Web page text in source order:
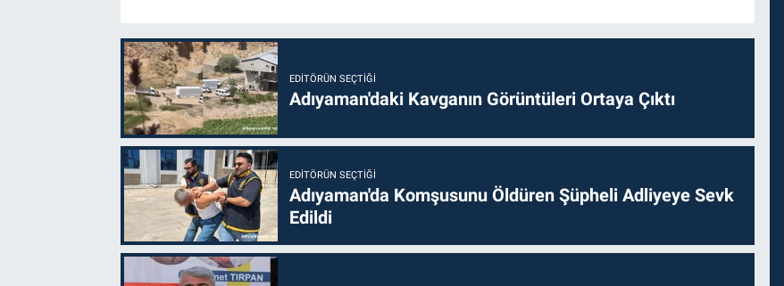
EDITÖRÜN SEÇTIĞI
Adıyaman'daki Kavganın Görüntüleri Ortaya Çıktı
EDITÖRÜN SEÇTIĞI
Adıyaman'da Komşusunu Öldüren Şüpheli Adliyeye Sevk
Edildi